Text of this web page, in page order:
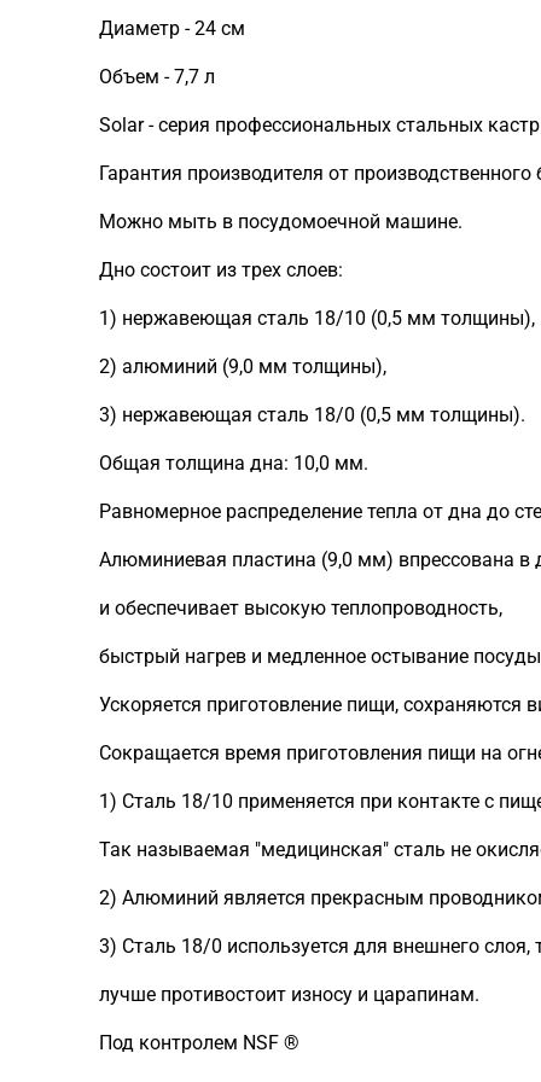
Диаметр - 24 см
Объем - 7,7 л
Solar - серия профессиональных стальных
Гарантия производителя от производственного
Можно мыть в посудомоечной машине.
Дно состоит из трех слоев:
1) нержавеющая сталь 18/10 (0,5 мм толщины),
2) алюминий (9,0 мм толщины),
3) нержавеющая сталь 18/0 (0,5 мм толщины).
Общая толщина дна: 10,0 мм.
Равномерное распределение тепла от дна до
Алюминиевая пластина (9,0 мм) впрессована в
и обеспечивает высокую теплопроводность,
быстрый нагрев и медленное остывание
Ускоряется приготовление пищи,
Сокращается время приготовления пищи на
1) Сталь 18/10 применяется при контакте с
Так называемая "медицинская" сталь не
2) Алюминий является прекрасным
3) Сталь 18/0 используется для внешнего слоя,
лучше противостоит износу и царапинам.
Под контролем NSF ®